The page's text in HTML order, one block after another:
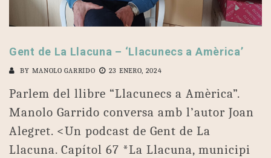
Gent de La Llacuna – ‘Llacunecs a Amèrica’
BY MANOLO GARRIDO 23 ENERO, 2024
Parlem del llibre “Llacunecs a Amèrica”.
Manolo Garrido conversa amb l’autor Joan
Alegret. <Un podcast de Gent de La
Llacuna. Capítol 67 *La Llacuna, municipi